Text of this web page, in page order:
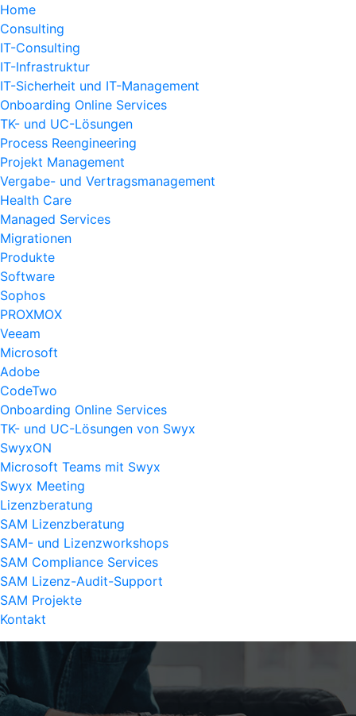
Home
Consulting
IT-Consulting
IT-Infrastruktur
IT-Sicherheit und IT-Management
Onboarding Online Services
TK- und UC-Lösungen
Process Reengineering
Projekt Management
Vergabe- und Vertragsmanagement
Health Care
Managed Services
Migrationen
Produkte
Software
Sophos
PROXMOX
Veeam
Microsoft
Adobe
CodeTwo
Onboarding Online Services
TK- und UC-Lösungen von Swyx
SwyxON
Microsoft Teams mit Swyx
Swyx Meeting
Lizenzberatung
SAM Lizenzberatung
SAM- und Lizenzworkshops
SAM Compliance Services
SAM Lizenz-Audit-Support
SAM Projekte
Kontakt